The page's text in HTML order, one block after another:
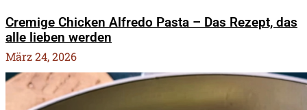
Cremige Chicken Alfredo Pasta – Das Rezept, das
alle lieben werden
März 24, 2026